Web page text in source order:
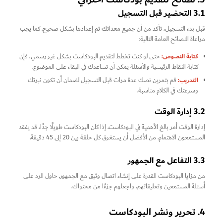
3.1 التحضير قبل التسجيل
قبل بدء التسجيل، تأكد من أن جميع معداتك تم إعدادها بشكل صحيح. كما يجب
مراعاة النصائح العامة التالية:
كتابة النصوص:حتى لو كنت تخطط لتقديم البودكاست بشكل غير رسمي، فإن
كتابة النقاط الرئيسية والأسئلة يمكن أن تساعدك في البقاء على الموضوع.
التدريب:قم بتمرين نصك عدة مرات قبل التسجيل لضمان أن تكون نبرتك
وسرعتك في الكلام مناسبة.
3.2 إدارة الوقت
إدارة الوقت أمر بالغ الأهمية في البودكاست. إذا كان البودكاست طويلًا جدًا، قد يفقد
المستمعون الاهتمام. من الأفضل أن يستغرق كل حلقة بين 20 إلى 45 دقيقة.
3.3 التفاعل مع الجمهور
من مزايا البودكاست القدرة على إنشاء اتصال وثيق مع الجمهور. حاول الرد على
أسئلة المستمعين وتعليقاتهم، واجعلهم جزءًا من محتواك.
4. تحرير ونشر البودكاست